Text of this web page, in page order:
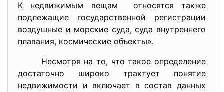
К недвижимым вещам относятся также
подлежащие государственной регистрации
воздушные и морские суда, суда внутреннего
плавания, космические объекты».
Несмотря на то, что такое определение
достаточно широко трактует понятие
недвижимости и включает в состав данных